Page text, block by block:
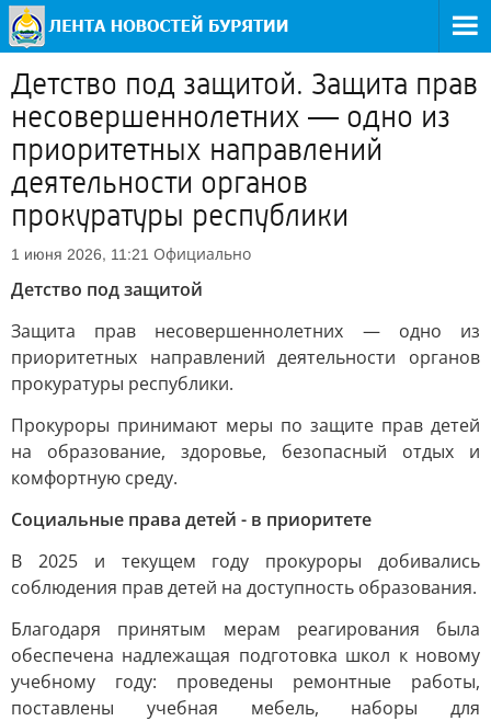
Детство под защитой. Защита прав
несовершеннолетних — одно из
приоритетных направлений
деятельности органов
прокуратуры республики
1 июня 2026, 11:21 Официально
Детство под защитой
Защита прав несовершеннолетних — одно из
приоритетных направлений деятельности органов
прокуратуры республики.
Прокуроры принимают меры по защите прав детей
на образование, здоровье, безопасный отдых и
комфортную среду.
Социальные права детей - в приоритете
В 2025 и текущем году прокуроры добивались
соблюдения прав детей на доступность образования.
Благодаря принятым мерам реагирования была
обеспечена надлежащая подготовка школ к новому
учебному году: проведены ремонтные работы,
поставлены учебная мебель, наборы для